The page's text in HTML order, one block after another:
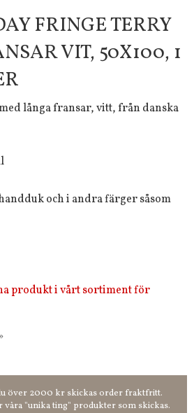
FRINGE TERRY
VIT, 50X100, 1
långa fransar, vitt, från danska
och i andra färger såsom
produkt i vårt sortiment för
över 2000 kr skickas order fraktfritt.
"unika ting" produkter som skickas.